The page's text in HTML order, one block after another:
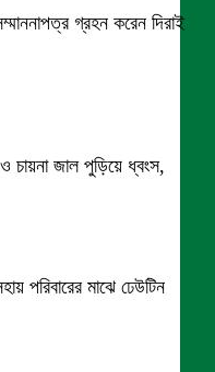
গ্রহন করেন দিরাই
চায়না জাল পুড়িয়ে ধ্বংস,
পরিবারের মাঝে ঢেউটিন